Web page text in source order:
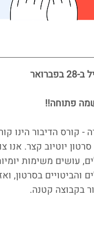
פתוחה!!
- קורס הדיבור הינו
יוטיוב קצר. אנו
עושים משימות
בקבוצה קטנה.